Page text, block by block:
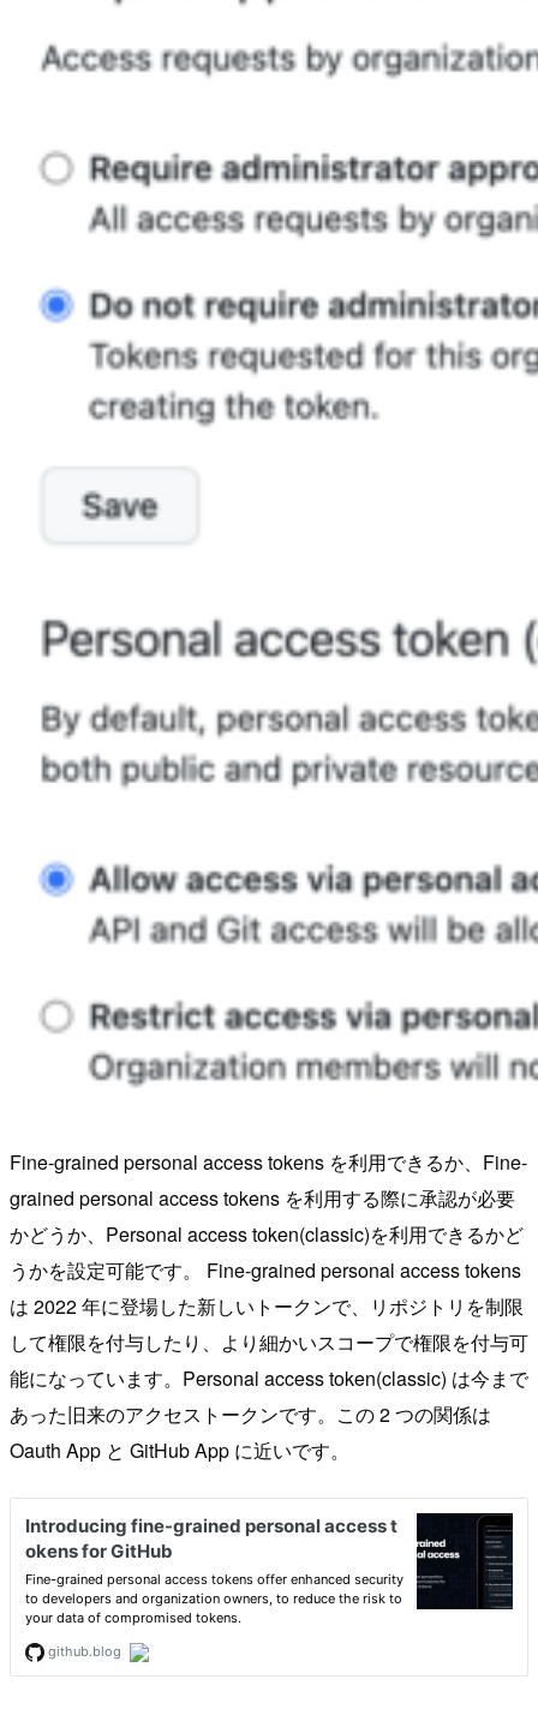
Fine-grained personal access tokens を利用できるか、Fine-
grained personal access tokens を利用する際に承認が必要
かどうか、Personal access token(classic)を利用できるかど
うかを設定可能です。 Fine-grained personal access tokens
は 2022 年に登場した新しいトークンで、リポジトリを制限
して権限を付与したり、より細かいスコープで権限を付与可
能になっています。Personal access token(classic) は今まで
あった旧来のアクセストークンです。この 2 つの関係は
Oauth App と GitHub App に近いです。